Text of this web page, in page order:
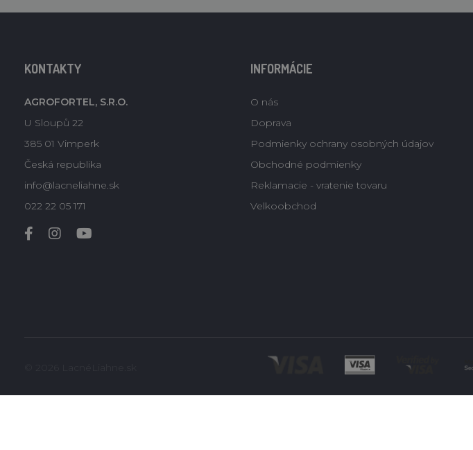
KONTAKTY
AGROFORTEL, S.R.O.
U Sloupů 22
385 01 Vimperk
Česká republika
info@lacneliahne.sk
022 22 05 171
INFORMÁCIE
O nás
Doprava
Podmienky ochrany osobných údajov
Obchodné podmienky
Reklamacie - vratenie tovaru
Velkoobchod